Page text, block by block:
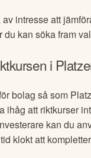
intresse att
du kan söka fram
i
bolag så som
ihåg att riktkurser
kan du
klokt att